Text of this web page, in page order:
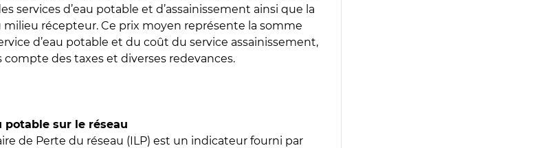
services d’eau potable et d’assainissement ainsi que la
récepteur. Ce prix moyen représente la somme
d’eau potable et du coût du service assainissement,
compte des taxes et diverses redevances.
potable sur le réseau
de Perte du réseau (ILP) est un indicateur fourni par